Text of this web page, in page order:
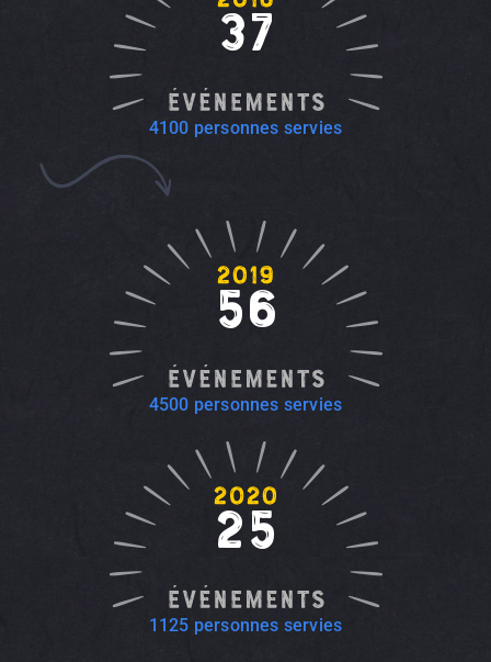
37
4100 personnes servies
56
4500 personnes servies
25
1125 personnes servies